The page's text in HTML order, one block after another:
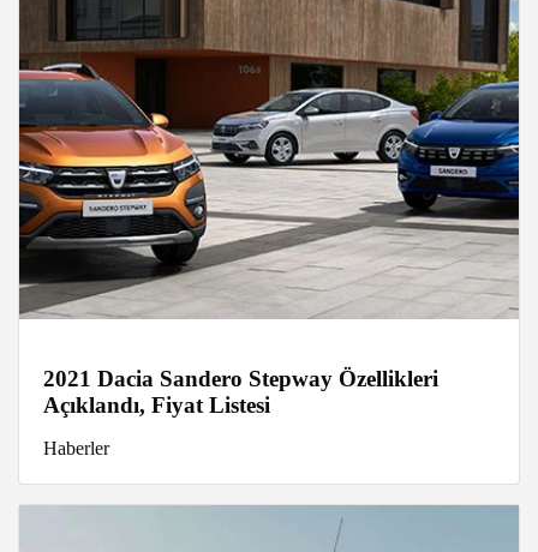
2021 Dacia Sandero Stepway Özellikleri
Açıklandı, Fiyat Listesi
Haberler